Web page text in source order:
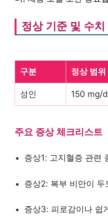
정상 기준 및 수치
구분 정상 범위
성인 150 mg/
주요 증상 체크리스트
증상1: 고지혈증 관련
증상2: 복부 비만이 두
증상3: 피로감이나 쉽